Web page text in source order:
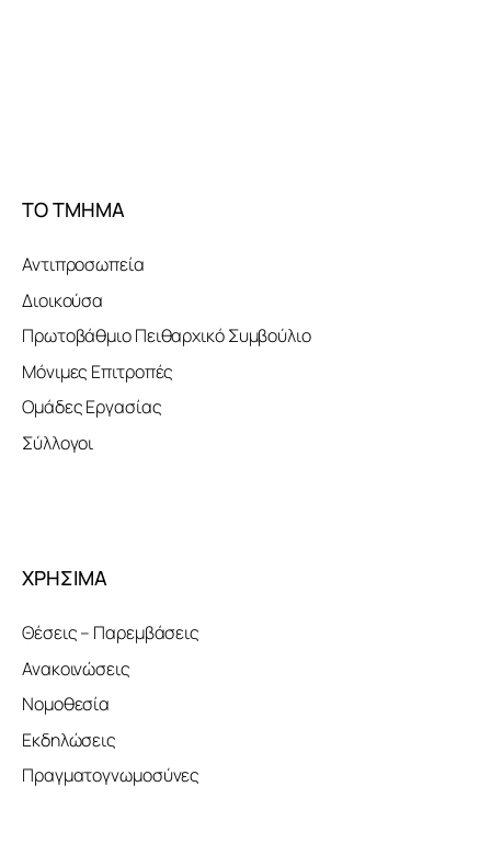
ΤΟ ΤΜΗΜΑ
Αντιπροσωπεία
Διοικούσα
Πρωτοβάθμιο Πειθαρχικό Συμβούλιο
Μόνιμες Επιτροπές
Ομάδες Εργασίας
Σύλλογοι
ΧΡΗΣΙΜΑ
Θέσεις – Παρεμβάσεις
Ανακοινώσεις
Νομοθεσία
Εκδηλώσεις
Πραγματογνωμοσύνες